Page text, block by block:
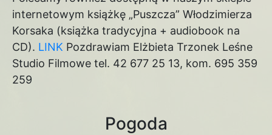
internetowym książkę „Puszcza” Włodzimierza
Korsaka (książka tradycyjna + audiobook na
CD). LINK Pozdrawiam Elżbieta Trzonek Leśne
Studio Filmowe tel. 42 677 25 13, kom. 695 359
259
Pogoda